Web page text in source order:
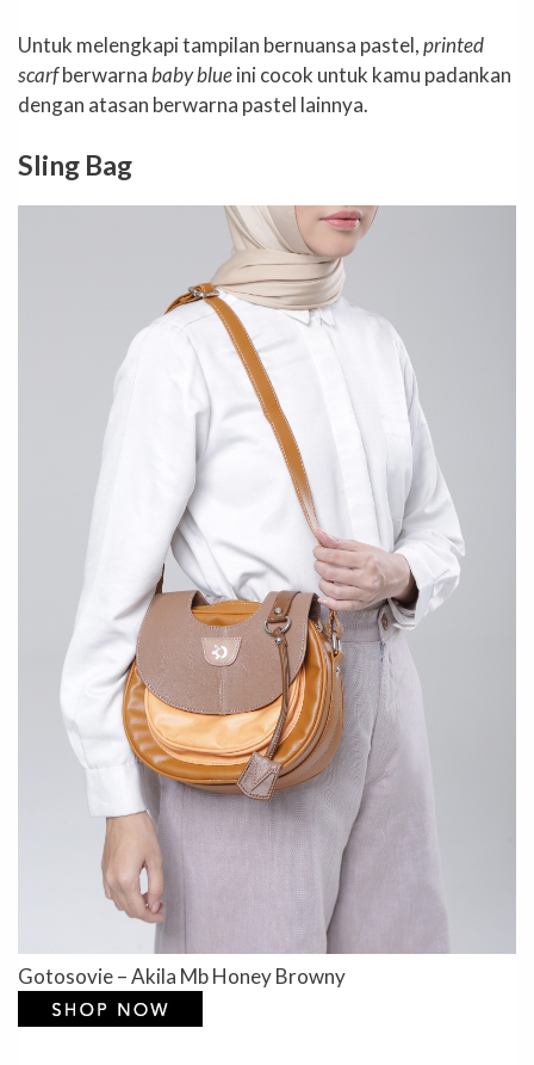
Untuk melengkapi tampilan bernuansa pastel,printed
scarfberwarnababy blueini cocok untuk kamu padankan
dengan atasan berwarna pastel lainnya.
Sling Bag
Gotosovie – Akila Mb Honey Browny